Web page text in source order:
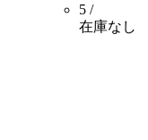
5 /
在庫なし